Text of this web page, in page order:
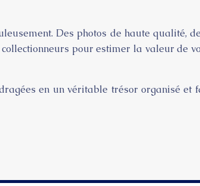
Des photos de haute qualité,
pour estimer la valeur de
en un véritable trésor organisé